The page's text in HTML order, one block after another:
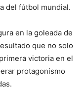
del fútbol mundial.
en la goleada de
que no solo
victoria en el
protagonismo